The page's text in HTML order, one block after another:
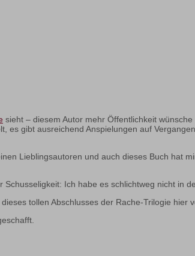
sieht – diesem Autor mehr Öffentlichkeit
es gibt ausreichend Anspielungen auf
Lieblingsautoren und auch dieses Buch hat
Ich habe es schlichtweg nicht in
tollen Abschlusses der Rache-Trilogie hier